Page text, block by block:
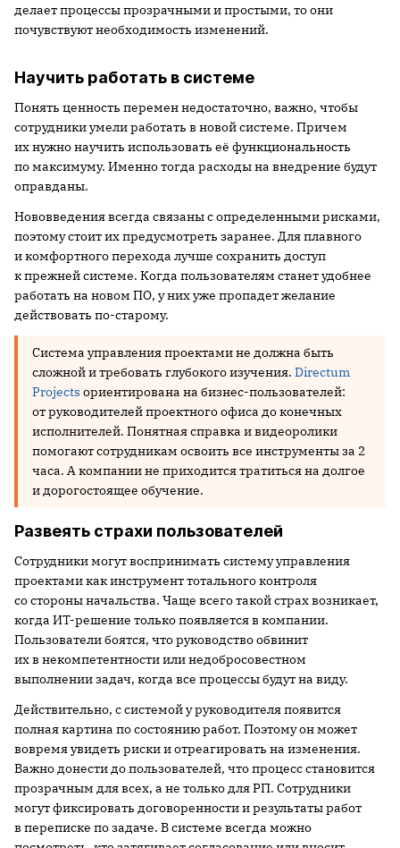
делает процессы прозрачными и простыми, то они
почувствуют необходимость изменений.
Научить работать в системе
Понять ценность перемен недостаточно, важно, чтобы
сотрудники умели работать в новой системе. Причем
их нужно научить использовать её функциональность
по максимуму. Именно тогда расходы на внедрение будут
оправданы.
Нововведения всегда связаны с определенными рисками,
поэтому стоит их предусмотреть заранее. Для плавного
и комфортного перехода лучше сохранить доступ
к прежней системе. Когда пользователям станет удобнее
работать на новом ПО, у них уже пропадет желание
действовать по-старому.
Система управления проектами не должна быть
сложной и требовать глубокого изучения. Directum
Projects ориентирована на бизнес-пользователей:
от руководителей проектного офиса до конечных
исполнителей. Понятная справка и видеоролики
помогают сотрудникам освоить все инструменты за 2
часа. А компании не приходится тратиться на долгое
и дорогостоящее обучение.
Развеять страхи пользователей
Сотрудники могут воспринимать систему управления
проектами как инструмент тотального контроля
со стороны начальства. Чаще всего такой страх возникает,
когда ИТ-решение только появляется в компании.
Пользователи боятся, что руководство обвинит
их в некомпетентности или недобросовестном
выполнении задач, когда все процессы будут на виду.
Действительно, с системой у руководителя появится
полная картина по состоянию работ. Поэтому он может
вовремя увидеть риски и отреагировать на изменения.
Важно донести до пользователей, что процесс становится
прозрачным для всех, а не только для РП. Сотрудники
могут фиксировать договоренности и результаты работ
в переписке по задаче. В системе всегда можно